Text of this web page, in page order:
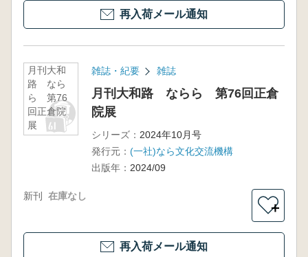
再入荷メール通知
月刊大和
路 なら
ら 第76
回正倉院
展
雑誌・紀要 雑誌
月刊大和路 ならら 第76回正倉
院展
シリーズ： 2024年10月号
発行元： (一社)なら文化交流機構
出版年： 2024/09
新刊 在庫なし
＋
再入荷メール通知